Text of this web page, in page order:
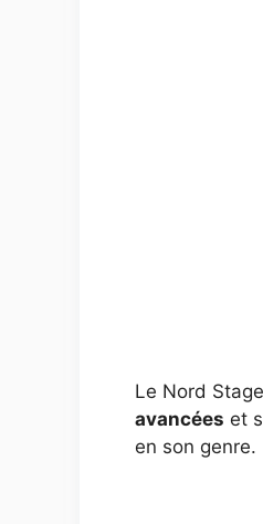
Le Nord
avancées et
en son genre.